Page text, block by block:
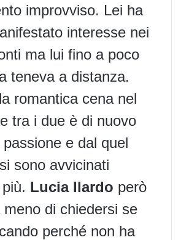
improvviso. Lei ha
interesse nei
ma lui fino a poco
teneva a distanza.
romantica cena nel
tra i due è di nuovo
e dal quel
sono avvicinati
Lucia Ilardo però
di chiedersi se
perché non ha